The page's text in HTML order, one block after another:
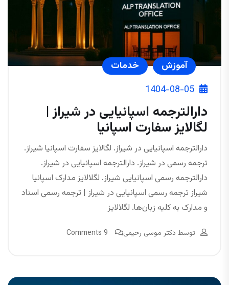
آموزش
خدمات
1404-08-05
دارالترجمه اسپانیایی در شیراز |
لگالایز سفارت اسپانیا
دارالترجمه اسپانیایی در شیراز. لگالایز سفارت اسپانیا شیراز.
ترجمه رسمی در شیراز. دارالترجمه اسپانیایی در شیراز.
دارالترجمه رسمی اسپانیایی شیراز. لگلالایز مدارک اسپانیا
شیراز ترجمه رسمی اسپانیایی در شیراز | ترجمه رسمی اسناد
و مدارک به کلیه زبان‌ها. لگلالایز
توسط دکتر موسی رحیمی 9 Comments